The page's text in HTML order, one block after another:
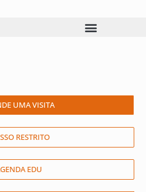
UMA VISITA
RESTRITO
EDU